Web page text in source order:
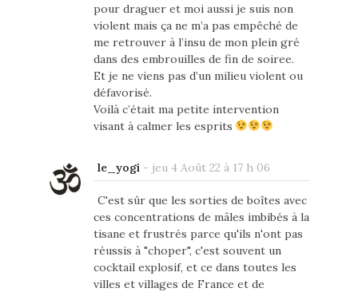
pour draguer et moi aussi je suis non
violent mais ça ne m’a pas empêché de
me retrouver à l’insu de mon plein gré
dans des embrouilles de fin de soiree.
Et je ne viens pas d’un milieu violent ou
défavorisé.
Voilà c’était ma petite intervention
visant à calmer les esprits
le_yogi - jeu 4 Août 22 à 17 h 06
C'est sûr que les sorties de boîtes avec
ces concentrations de mâles imbibés à la
tisane et frustrés parce qu'ils n'ont pas
réussis à "choper", c'est souvent un
cocktail explosif, et ce dans toutes les
villes et villages de France et de